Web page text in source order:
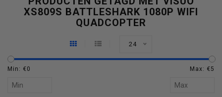
XS809S BATTLESHARK 1080P WIFI
QUADCOPTER
24
Min: €0 Max: €5